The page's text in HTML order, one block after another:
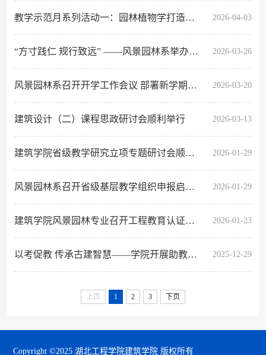
教学示范月系列活动一：园林植物学打造多维融合活力课堂 2026-04-03
“方寸践仁 规行致远” ——风景园林系举办《居住区规划设计》课程思政教学研讨会 2026-03-26
风景园林系召开开学工作会议 部署新学期教学与实习安排 2026-03-20
建筑设计（二）课程思政研讨会顺利举行 2026-03-13
建筑学院省级教学研究立项专题研讨会顺利举行 2026-01-29
风景园林系召开省级基层教学组织申报启动会 2026-01-29
建筑学院风景园林专业召开工程教育认证启动会 2026-01-23
以考促教 传承古建智慧——学院开展助教岗位期末考核 2025-12-29
上页 1 2 3 下页
Copyright ©2025 湖北工程学院建筑学院 版权所有